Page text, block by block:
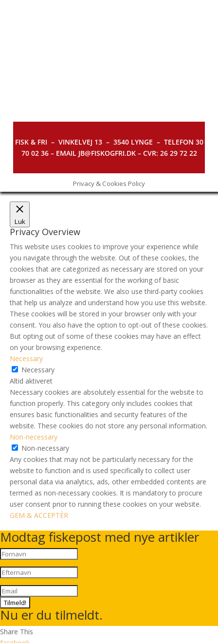
FISK & FRI – VINKELVEJ 13 – 3540 LYNGE – TELEFON 30
70 02 36 – EMAIL JB@FISKOGFRI.DK – CVR: 26 29 72 22
Privacy & Cookies Policy
Luk
Privacy Overview
This website uses cookies to improve your experience while
you navigate through the website. Out of these cookies, the
cookies that are categorized as necessary are stored on your
browser as they are essential for the working of basic
functionalities of the website. We also use third-party cookies
that help us analyze and understand how you use this website.
These cookies will be stored in your browser only with your
consent. You also have the option to opt-out of these cookies.
But opting out of some of these cookies may have an effect
on your browsing experience.
Necessary
Necessary
Altid aktiveret
Necessary cookies are absolutely essential for the website to
function properly. This category only includes cookies that
ensures basic functionalities and security features of the
website. These cookies do not store any personal information.
Non-necessary
Non-necessary
Any cookies that may not be particularly necessary for the
website to function and is used specifically to collect user
personal data via analytics, ads, other embedded contents are
termed as non-necessary cookies. It is mandatory to procure
user consent prior to running these cookies on your website.
GEM & ACCEPTÈR
Modtag fiskepost med nye artikler
Tilmeld!
Nu er du tilmeldt.
Share This